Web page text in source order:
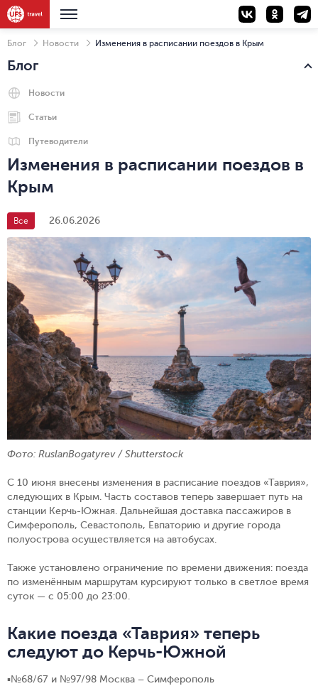
Блог Новости Изменения в расписании поездов в Крым
Блог
Новости
Статьи
Путеводители
Изменения в расписании поездов в
Крым
Все 26.06.2026
Фото: RuslanBogatyrev / Shutterstock
С 10 июня внесены изменения в расписание поездов «Таврия»,
следующих в Крым. Часть составов теперь завершает путь на
станции Керчь-Южная. Дальнейшая доставка пассажиров в
Симферополь, Севастополь, Евпаторию и другие города
полуострова осуществляется на автобусах.
Также установлено ограничение по времени движения: поезда
по изменённым маршрутам курсируют только в светлое время
суток — с 05:00 до 23:00.
Какие поезда «Таврия» теперь
следуют до Керчь-Южной
▪️№68/67 и №97/98 Москва – Симферополь